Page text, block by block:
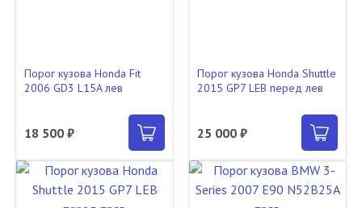
Порог кузова Honda Fit
2006 GD3 L15A лев
18 500 ₽
Порог кузова Honda Shuttle
2015 GP7 LEB перед лев
25 000 ₽